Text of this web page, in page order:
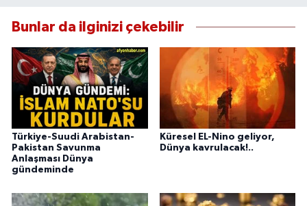
Bunlar da ilginizi çekebilir
Türkiye-Suudi Arabistan-
Pakistan Savunma
Anlaşması Dünya
gündeminde
Küresel EL-Nino geliyor,
Dünya kavrulacak!..